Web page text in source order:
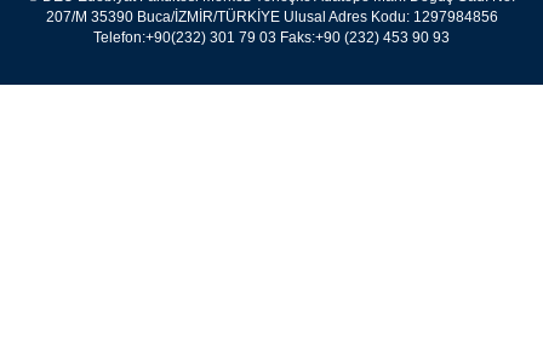
207/M 35390 Buca/İZMİR/TÜRKİYE Ulusal Adres Kodu: 1297984856
Telefon:+90(232) 301 79 03 Faks:+90 (232) 453 90 93